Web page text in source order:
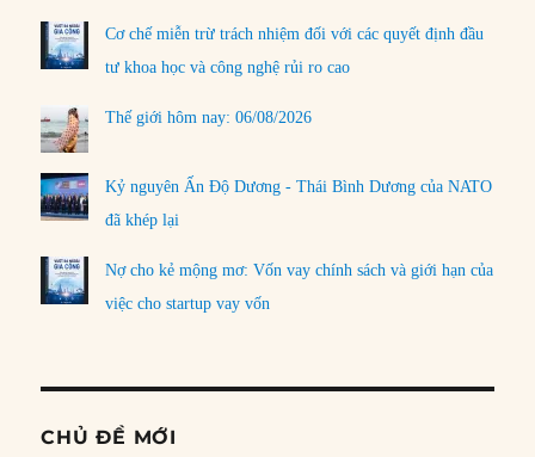
Cơ chế miễn trừ trách nhiệm đối với các quyết định đầu
tư khoa học và công nghệ rủi ro cao
Thế giới hôm nay: 06/08/2026
Kỷ nguyên Ấn Độ Dương - Thái Bình Dương của NATO
đã khép lại
Nợ cho kẻ mộng mơ: Vốn vay chính sách và giới hạn của
việc cho startup vay vốn
CHỦ ĐỀ MỚI